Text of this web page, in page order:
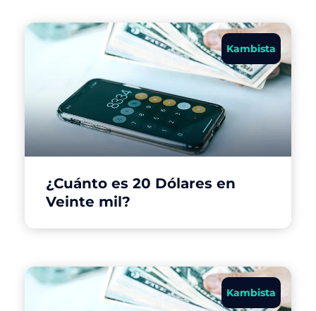
Kambista
¿Cuánto es 20 Dólares en
Veinte mil?
Kambista